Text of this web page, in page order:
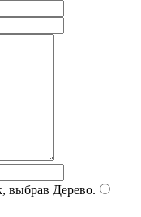
выбрав Дерево.